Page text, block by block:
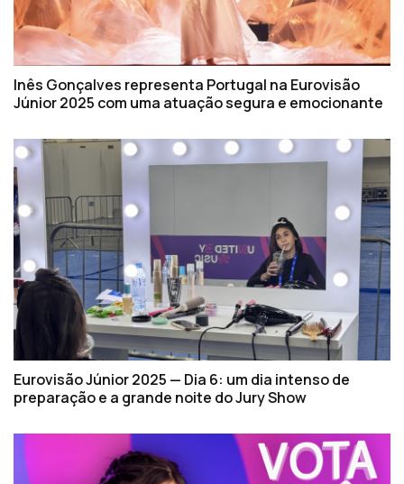
Inês Gonçalves representa Portugal na Eurovisão
Júnior 2025 com uma atuação segura e emocionante
Eurovisão Júnior 2025 — Dia 6: um dia intenso de
preparação e a grande noite do Jury Show